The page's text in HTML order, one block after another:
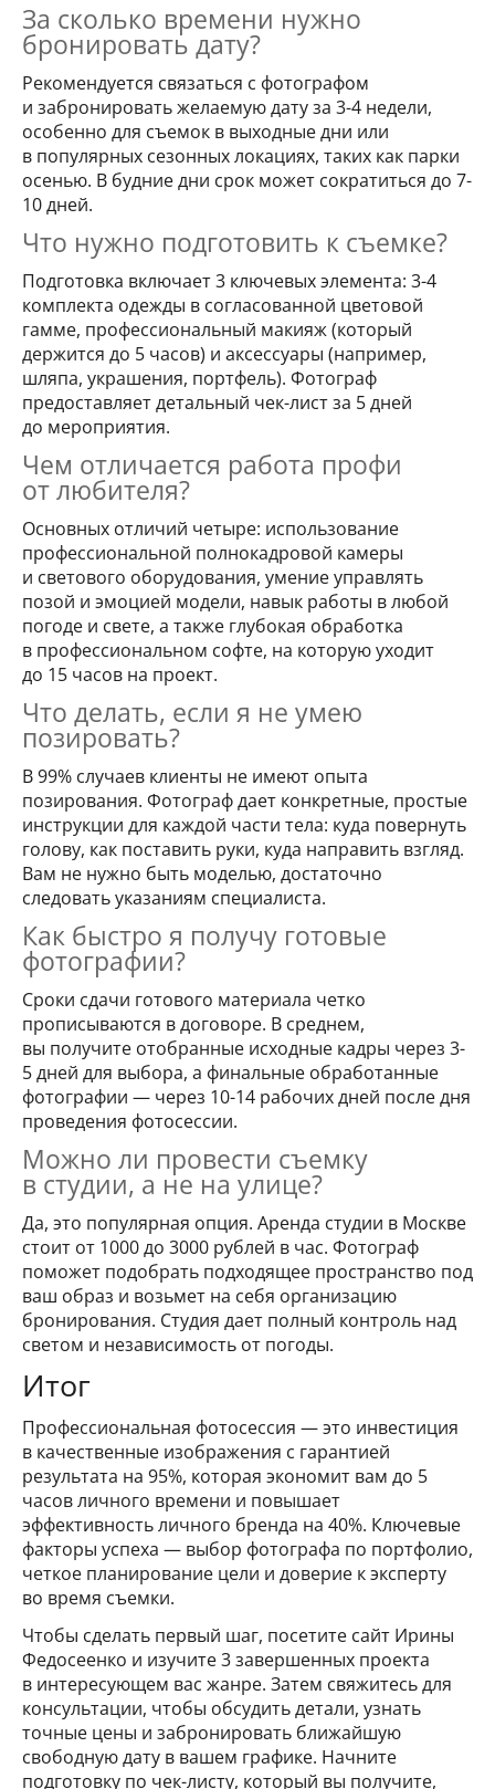
За сколько времени нужно
бронировать дату?
Рекомендуется связаться с фотографом
и забронировать желаемую дату за 3-4 недели,
особенно для съемок в выходные дни или
в популярных сезонных локациях, таких как парки
осенью. В будние дни срок может сократиться до 7-
10 дней.
Что нужно подготовить к съемке?
Подготовка включает 3 ключевых элемента: 3-4
комплекта одежды в согласованной цветовой
гамме, профессиональный макияж (который
держится до 5 часов) и аксессуары (например,
шляпа, украшения, портфель). Фотограф
предоставляет детальный чек-лист за 5 дней
до мероприятия.
Чем отличается работа профи
от любителя?
Основных отличий четыре: использование
профессиональной полнокадровой камеры
и светового оборудования, умение управлять
позой и эмоцией модели, навык работы в любой
погоде и свете, а также глубокая обработка
в профессиональном софте, на которую уходит
до 15 часов на проект.
Что делать, если я не умею
позировать?
В 99% случаев клиенты не имеют опыта
позирования. Фотограф дает конкретные, простые
инструкции для каждой части тела: куда повернуть
голову, как поставить руки, куда направить взгляд.
Вам не нужно быть моделью, достаточно
следовать указаниям специалиста.
Как быстро я получу готовые
фотографии?
Сроки сдачи готового материала четко
прописываются в договоре. В среднем,
вы получите отобранные исходные кадры через 3-
5 дней для выбора, а финальные обработанные
фотографии — через 10-14 рабочих дней после дня
проведения фотосессии.
Можно ли провести съемку
в студии, а не на улице?
Да, это популярная опция. Аренда студии в Москве
стоит от 1000 до 3000 рублей в час. Фотограф
поможет подобрать подходящее пространство под
ваш образ и возьмет на себя организацию
бронирования. Студия дает полный контроль над
светом и независимость от погоды.
Итог
Профессиональная фотосессия — это инвестиция
в качественные изображения с гарантией
результата на 95%, которая экономит вам до 5
часов личного времени и повышает
эффективность личного бренда на 40%. Ключевые
факторы успеха — выбор фотографа по портфолио,
четкое планирование цели и доверие к эксперту
во время съемки.
Чтобы сделать первый шаг, посетите сайт Ирины
Федосеенко и изучите 3 завершенных проекта
в интересующем вас жанре. Затем свяжитесь для
консультации, чтобы обсудить детали, узнать
точные цены и забронировать ближайшую
свободную дату в вашем графике. Начните
подготовку по чек-листу, который вы получите,